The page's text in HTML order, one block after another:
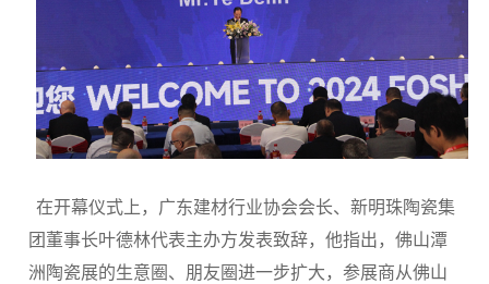
在开幕仪式上，广东建材行业协会会长、新明珠陶瓷集
团董事长叶德林代表主办方发表致辞，他指出，佛山潭
洲陶瓷展的生意圈、朋友圈进一步扩大，参展商从佛山